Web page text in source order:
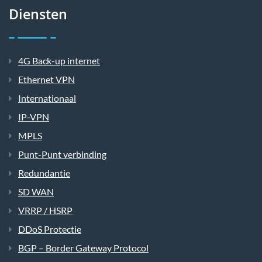
Diensten
4G Back-up internet
Ethernet VPN
Internationaal
IP-VPN
MPLS
Punt-Punt verbinding
Redundantie
SD WAN
VRRP / HSRP
DDoS Protectie
BGP – Border Gateway Protocol